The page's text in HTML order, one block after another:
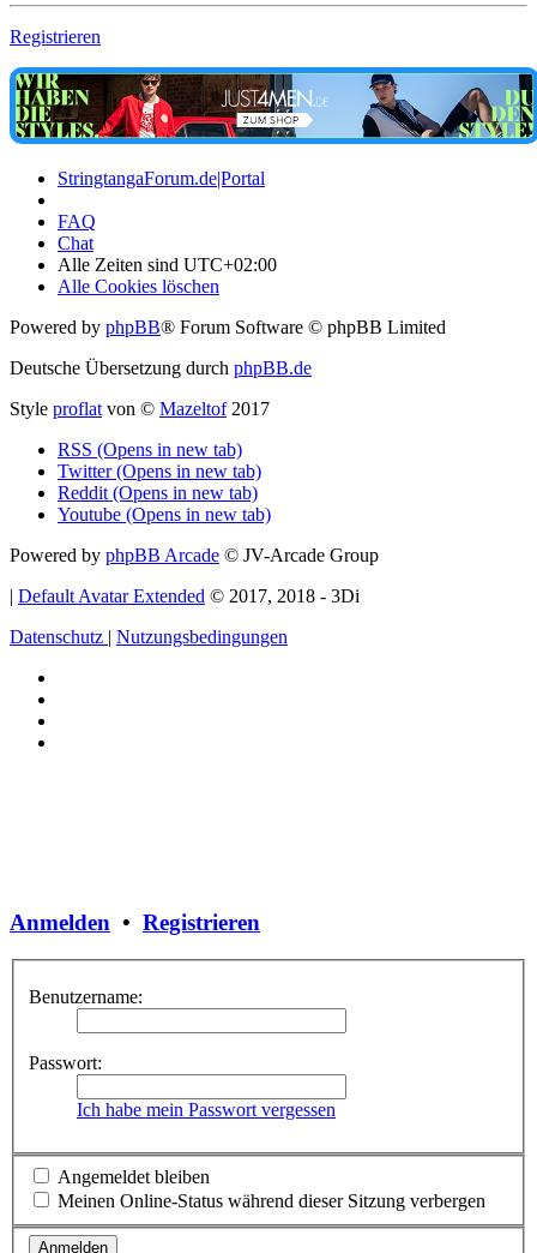
Registrieren
StringtangaForum.de|Portal
FAQ
Chat
Alle Zeiten sind UTC+02:00
Alle Cookies löschen
Powered by phpBB® Forum Software © phpBB Limited
Deutsche Übersetzung durch phpBB.de
Style proflat von © Mazeltof2017
RSS (Opens in new tab)
Twitter (Opens in new tab)
Reddit (Opens in new tab)
Youtube (Opens in new tab)
Powered by phpBB Arcade © JV-Arcade Group
| Default Avatar Extended © 2017, 2018 - 3Di
Datenschutz | Nutzungsbedingungen
Anmelden • Registrieren
Benutzername:
Passwort:
Ich habe mein Passwort vergessen
Angemeldet bleiben
Meinen Online-Status während dieser Sitzung verbergen